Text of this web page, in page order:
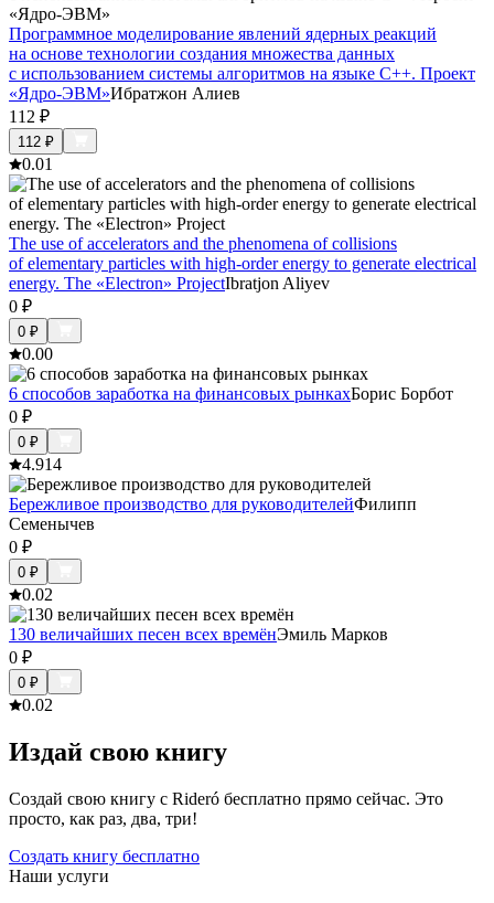
Программное моделирование явлений ядерных реакций
на основе технологии создания множества данных
с использованием системы алгоритмов на языке С++. Проект
«Ядро-ЭВМ»Ибратжон Алиев
112 ₽
112 ₽
0.01
The use of accelerators and the phenomena of collisions
of elementary particles with high-order energy to generate electrical
energy. The «Electron» ProjectIbratjon Aliyev
0 ₽
0 ₽
0.00
6 способов заработка на финансовых рынкахБорис Борбот
0 ₽
0 ₽
4.914
Бережливое производство для руководителейФилипп
Семенычев
0 ₽
0 ₽
0.02
130 величайших песен всех времёнЭмиль Марков
0 ₽
0 ₽
0.02
Издай свою книгу
Создай свою книгу с Rideró бесплатно прямо сейчас. Это
просто, как раз, два, три!
Создать книгу бесплатно
Наши услуги